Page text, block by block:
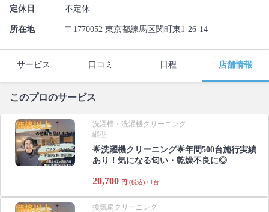
定休日 不定休
所在地 〒1770052 東京都練馬区関町東1-26-14
サービス 口コミ 日程 店舗情報
このプロのサービス
洗濯槽・洗濯機クリーニング
縦型
🌟洗濯機クリーニング🌟年間500台施行実績
あり！気になる匂い・乾燥不良に◎
20,700 円 (税込) / 1台
換気扇クリーニング